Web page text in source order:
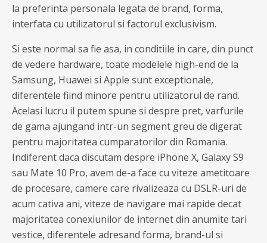
la preferinta personala legata de brand, forma,
interfata cu utilizatorul si factorul exclusivism.
Si este normal sa fie asa, in conditiile in care, din punct
de vedere hardware, toate modelele high-end de la
Samsung, Huawei si Apple sunt exceptionale,
diferentele fiind minore pentru utilizatorul de rand.
Acelasi lucru il putem spune si despre pret, varfurile
de gama ajungand intr-un segment greu de digerat
pentru majoritatea cumparatorilor din Romania.
Indiferent daca discutam despre iPhone X, Galaxy S9
sau Mate 10 Pro, avem de-a face cu viteze ametitoare
de procesare, camere care rivalizeaza cu DSLR-uri de
acum cativa ani, viteze de navigare mai rapide decat
majoritatea conexiunilor de internet din anumite tari
vestice, diferentele adresand forma, brand-ul si